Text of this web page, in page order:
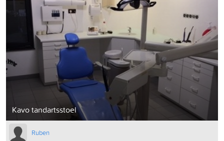
Kavo tandartsstoel
Ruben